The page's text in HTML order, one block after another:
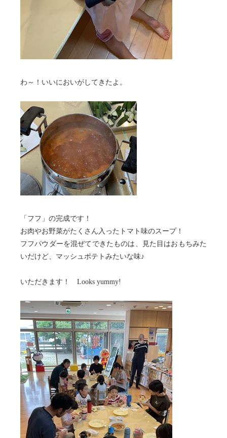
わ～！いいにおいがしてきたよ。
「フフ」の完成です！
お肉やお野菜がたくさん入ったトマト味のスープ！
フフパウダーを混ぜてできたものは、見た目はおもちみた
いだけど、マッシュポテトみたいな味♪
いただきます！ Looks yummy!